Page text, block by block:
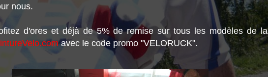
nous.
d'ores et déjà de 5% de remise sur tous les modèles de la
avec le code promo "VELORUCK".